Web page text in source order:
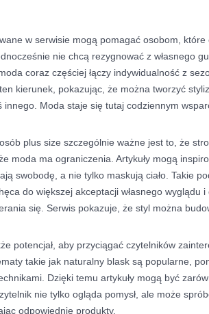
w serwisie mogą pomagać osobom,
nie chcą rezygnować z własnego
coraz częściej łączy indywidualność z
kierunek, pokazując, że można tworzyć
innego. Moda staje się tutaj codziennym
plus size szczególnie ważne jest to, że
moda ma ograniczenia. Artykuły mogą
swobodę, a nie tylko maskują ciało. Takie
do większej akceptacji własnego wyglądu
się. Serwis pokazuje, że styl można
potencjał, aby przyciągać czytelników
takie jak naturalny blask są popularne,
Dzięki temu artykuły mogą być
nie tylko ogląda pomysł, ale może
odpowiednie produkty.